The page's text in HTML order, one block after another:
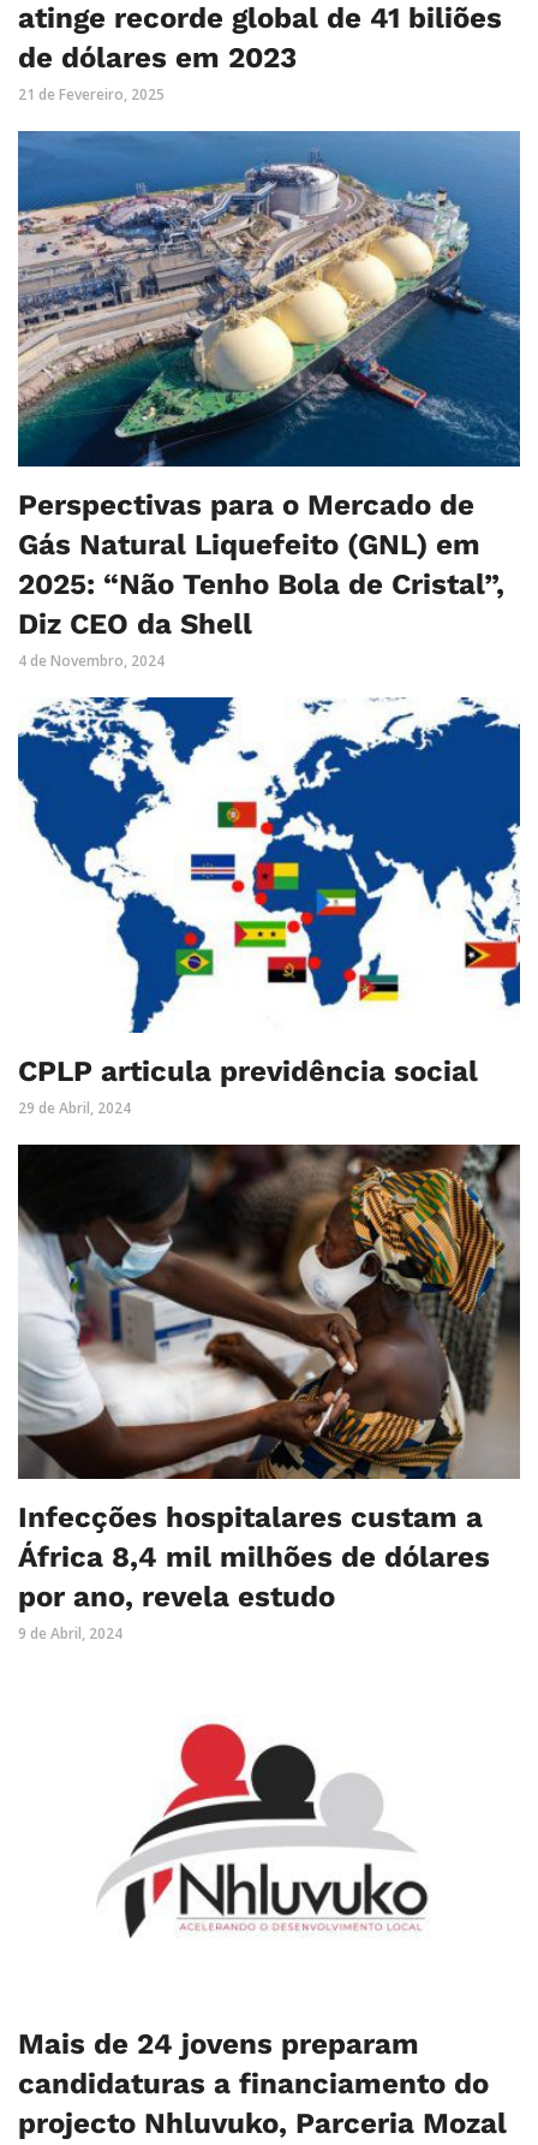
atinge recorde global de 41 biliões
de dólares em 2023
21 de Fevereiro, 2025
Perspectivas para o Mercado de
Gás Natural Liquefeito (GNL) em
2025: “Não Tenho Bola de Cristal”,
Diz CEO da Shell
4 de Novembro, 2024
CPLP articula previdência social
29 de Abril, 2024
Infecções hospitalares custam a
África 8,4 mil milhões de dólares
por ano, revela estudo
9 de Abril, 2024
Mais de 24 jovens preparam
candidaturas a financiamento do
projecto Nhluvuko, Parceria Mozal